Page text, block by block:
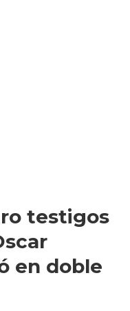
testigos
en doble